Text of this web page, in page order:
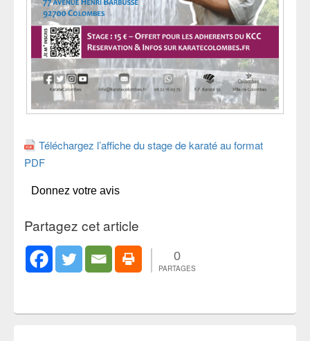
Téléchargez l’affiche du stage de karaté au format
PDF
Donnez votre avis
Partagez cet article
0
PARTAGES